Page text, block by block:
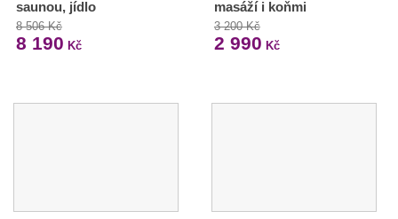
saunou, jídlo
8 506 Kč
8 190 Kč
masáží i koňmi
3 200 Kč
2 990 Kč